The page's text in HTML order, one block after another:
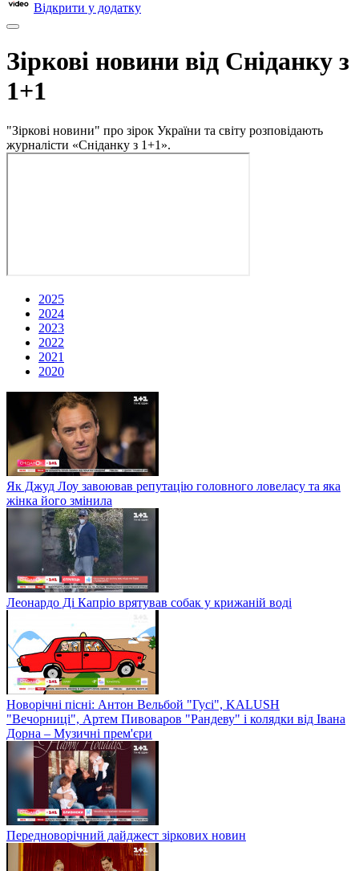
Відкрити у додатку
Зіркові новини від Сніданку з
1+1
"Зіркові новини" про зірок України та світу розповідають
журналісти «Сніданку з 1+1».
2025
2024
2023
2022
2021
2020
Як Джуд Лоу завоював репутацію головного ловеласу та яка
жінка його змінила
Леонардо Ді Капріо врятував собак у крижаній воді
Новорічні пісні: Антон Вельбой "Гусі", KALUSH
"Вечорниці", Артем Пивоваров "Рандеву" і колядки від Івана
Дорна – Музичні прем'єри
Передноворічний дайджест зіркових новин